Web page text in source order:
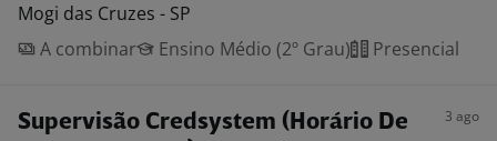
Mogi das Cruzes - SP
A combinar
Ensino Médio (2º Grau) Presencial
Supervisão Credsystem (Horário De
3 ago